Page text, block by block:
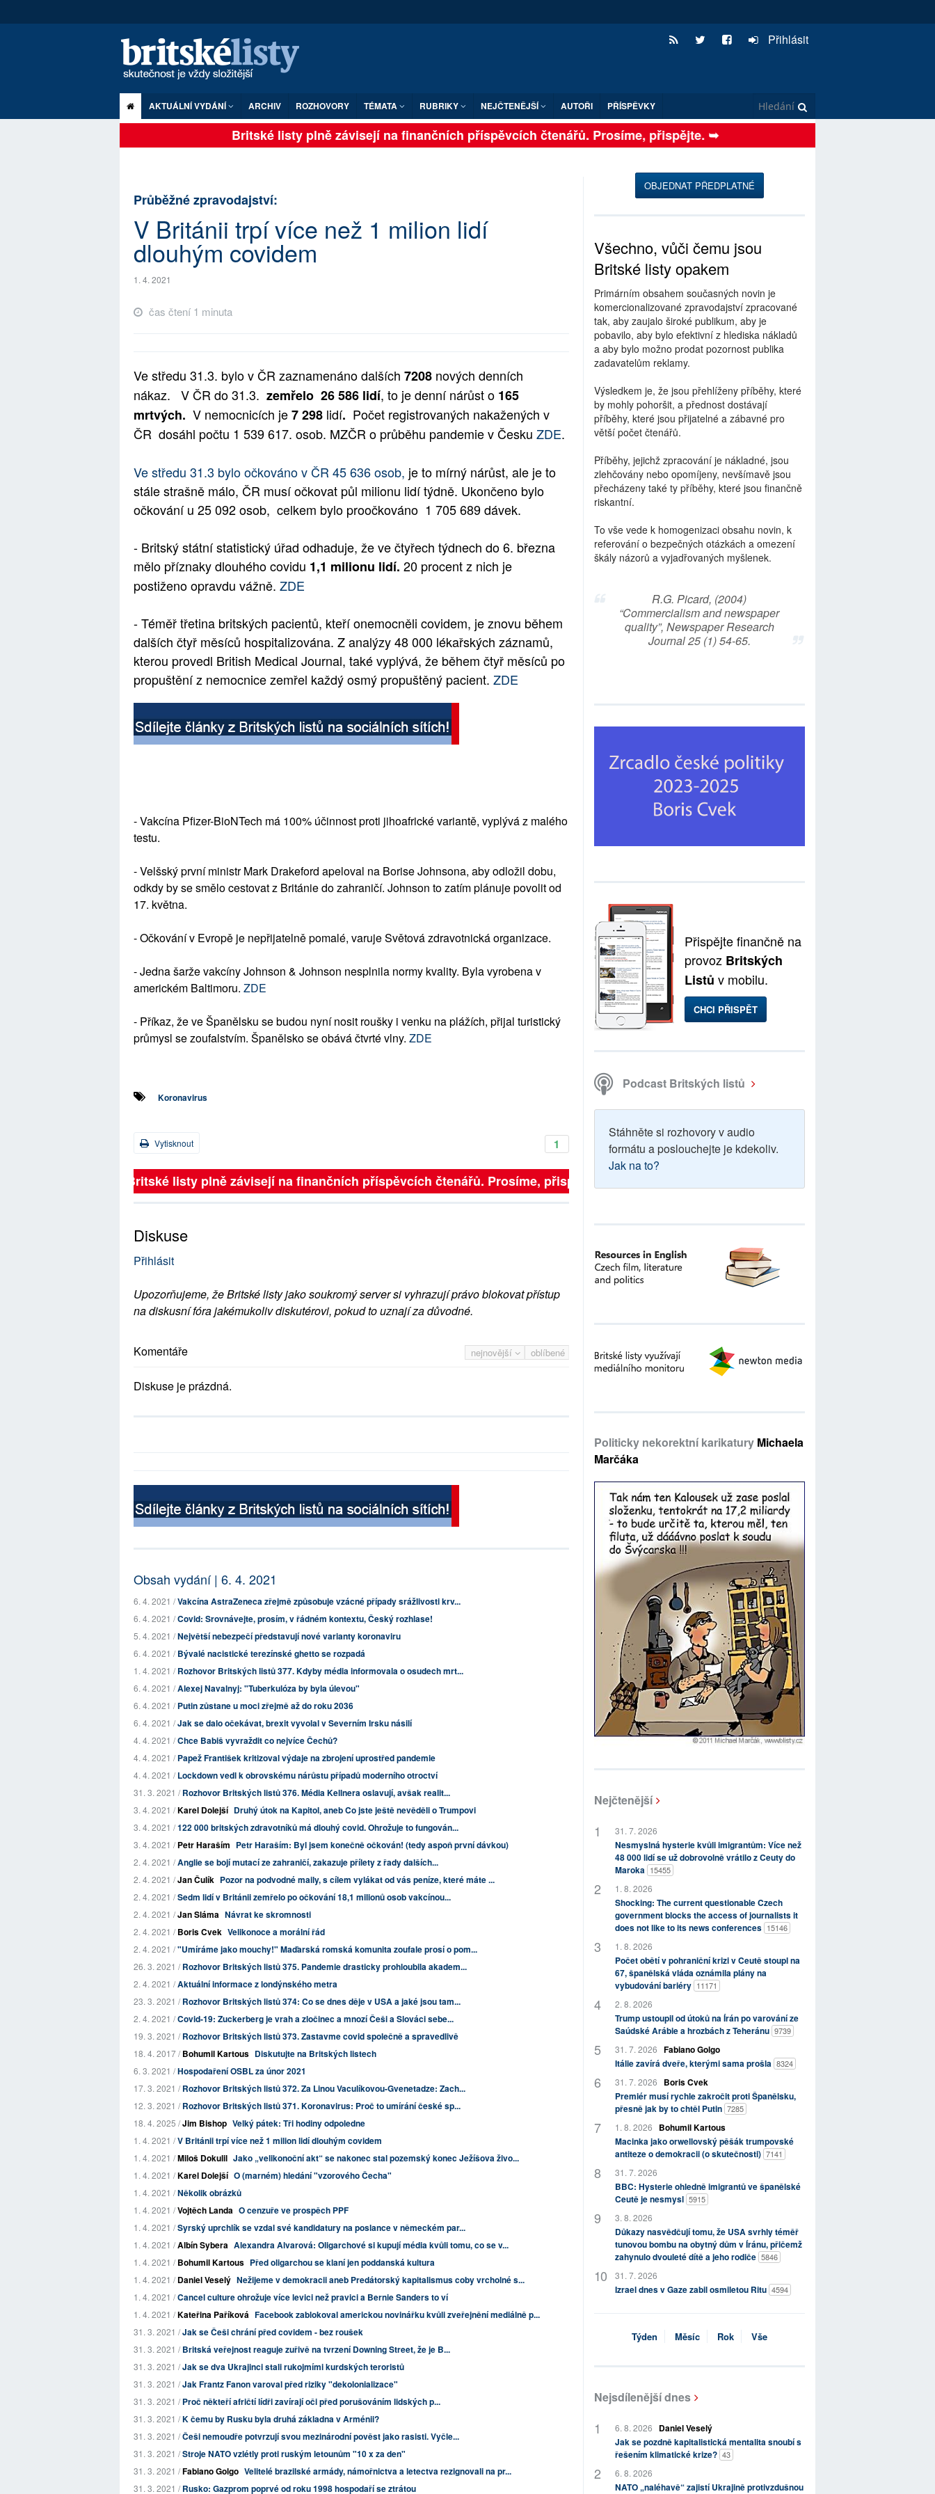
Přihlásit
AKTUÁLNÍ VYDÁNÍ ARCHIV ROZHOVORY TÉMATA RUBRIKY NEJČTENĚJŠÍ AUTOŘI PŘÍSPĚVKY
Britské listy plně závisejí na finančních příspěvcích čtenářů. Prosíme, přispějte. ➥
Průběžné zpravodajství:
V Británii trpí více než 1 milion lidí
dlouhým covidem
1. 4. 2021
čas čtení 1 minuta
Ve středu 31.3. bylo v ČR zaznamenánodalších 7208 nových denních
nákaz. V ČR do 31.3. zemřelo 26 586 lidí, to je denní nárůst o 165
mrtvých. V nemocnicích je7 298 lidí. Počet registrovaných nakažených v
ČR dosáhl počtu 1 539 617. osob. MZČR o průběhu pandemie v Česku ZDE.
Ve středu 31.3 bylo očkováno v ČR 45 636 osob, je to mírný nárůst, ale je to
stále strašně málo, ČR musí očkovat půl milionu lidí týdně. Ukončeno bylo
očkování u 25 092 osob, celkem bylo proočkováno 1 705 689 dávek.
- Britský státní statistický úřad odhaduje, že ve čtyřech týdnech do 6. března
mělo příznaky dlouhého covidu 1,1 milionu lidí. 20 procent z nich je
postiženo opravdu vážně. ZDE
- Téměř třetina britských pacientů, kteří onemocněli covidem, je znovu během
dalších čtyř měsíců hospitalizována. Z analýzy 48 000 lékařských záznamů,
kterou provedl British Medical Journal, také vyplývá, že během čtyř měsíců po
propuštění z nemocnice zemřel každý osmý propuštěný pacient. ZDE
- Vakcína Pfizer-BioNTech má 100% účinnost proti jihoafrické variantě, vyplývá z malého
testu.
- Velšský první ministr Mark Drakeford apeloval na Borise Johnsona, aby odložil dobu,
odkdy by se smělo cestovat z Británie do zahraničí. Johnson to zatím plánuje povolit od
17. května.
- Očkování v Evropě je nepřijatelně pomalé, varuje Světová zdravotnická organizace.
- Jedna šarže vakcíny Johnson & Johnson nesplnila normy kvality. Byla vyrobena v
americkém Baltimoru. ZDE
- Příkaz, že ve Španělsku se budou nyní nosit roušky i venku na plážích, přijal turistický
průmysl se zoufalstvím. Španělsko se obává čtvrté vlny. ZDE
Koronavirus
1
Vytisknout
Britské listy plně závisejí na finančních příspěvcích čtenářů. Prosíme, přispějte. ➥
Diskuse
Přihlásit
Upozorňujeme, že Britské listy jako soukromý server si vyhrazují právo blokovat přístup
na diskusní fóra jakémukoliv diskutérovi, pokud to uznají za důvodné.
nejnovější oblíbené
Komentáře
Diskuse je prázdná.
Obsah vydání | 6. 4. 2021
6. 4. 2021 /Vakcína AstraZeneca zřejmě způsobuje vzácné případy srážlivosti krv...
6. 4. 2021 /Covid: Srovnávejte, prosím, v řádném kontextu, Český rozhlase!
5. 4. 2021 /Největší nebezpečí představují nové varianty koronaviru
6. 4. 2021 /Bývalé nacistické terezínské ghetto se rozpadá
1. 4. 2021 /Rozhovor Britských listů 377. Kdyby média informovala o osudech mrt...
6. 4. 2021 /Alexej Navalnyj: "Tuberkulóza by byla úlevou"
6. 4. 2021 /Putin zůstane u moci zřejmě až do roku 2036
6. 4. 2021 /Jak se dalo očekávat, brexit vyvolal v Severním Irsku násilí
4. 4. 2021 /Chce Babiš vyvraždit co nejvíce Čechů?
4. 4. 2021 /Papež František kritizoval výdaje na zbrojení uprostřed pandemie
4. 4. 2021 /Lockdown vedl k obrovskému nárůstu případů moderního otroctví
31. 3. 2021 /Rozhovor Britských listů 376. Média Kellnera oslavují, avšak realit...
3. 4. 2021 /Karel Dolejší Druhý útok na Kapitol, aneb Co jste ještě nevěděli o Trumpovi
3. 4. 2021 /122 000 britských zdravotníků má dlouhý covid. Ohrožuje to fungován...
3. 4. 2021 /Petr Haraším Petr Haraším: Byl jsem konečně očkován! (tedy aspoň první dávkou)
2. 4. 2021 /Anglie se bojí mutací ze zahraničí, zakazuje přílety z řady dalších...
2. 4. 2021 /Jan Čulík Pozor na podvodné maily, s cílem vylákat od vás peníze, které máte ...
2. 4. 2021 /Sedm lidí v Británii zemřelo po očkování 18,1 milionů osob vakcínou...
2. 4. 2021 /Jan Sláma Návrat ke skromnosti
2. 4. 2021 /Boris Cvek Velikonoce a morální řád
2. 4. 2021 /"Umíráme jako mouchy!" Maďarská romská komunita zoufale prosí o pom...
26. 3. 2021 /Rozhovor Britských listů 375. Pandemie drasticky prohloubila akadem...
2. 4. 2021 /Aktuální informace z londýnského metra
23. 3. 2021 /Rozhovor Britských listů 374: Co se dnes děje v USA a jaké jsou tam...
2. 4. 2021 /Covid-19: Zuckerberg je vrah a zločinec a mnozí Češi a Slováci sebe...
19. 3. 2021 /Rozhovor Britských listů 373. Zastavme covid společně a spravedlivě
18. 4. 2017 /Bohumil Kartous Diskutujte na Britských listech
6. 3. 2021 /Hospodaření OSBL za únor 2021
17. 3. 2021 /Rozhovor Britských listů 372. Za Linou Vaculíkovou-Gvenetadze: Zach...
12. 3. 2021 /Rozhovor Britských listů 371. Koronavirus: Proč to umírání české sp...
18. 4. 2025 /Jim Bishop Velký pátek: Tři hodiny odpoledne
1. 4. 2021 /V Británii trpí více než 1 milion lidí dlouhým covidem
1. 4. 2021 /Miloš Dokulil Jako „velikonoční akt“ se nakonec stal pozemský konec Ježíšova živo...
1. 4. 2021 /Karel Dolejší O (marném) hledání "vzorového Čecha"
1. 4. 2021 /Několik obrázků
1. 4. 2021 /Vojtěch Landa O cenzuře ve prospěch PPF
1. 4. 2021 /Syrský uprchlík se vzdal své kandidatury na poslance v německém par...
1. 4. 2021 /Albín Sybera Alexandra Alvarová: Oligarchové si kupují média kvůli tomu, co se v...
1. 4. 2021 /Bohumil Kartous Před oligarchou se klaní jen poddanská kultura
1. 4. 2021 /Daniel Veselý Nežijeme v demokracii aneb Predátorský kapitalismus coby vrcholné s...
1. 4. 2021 /Cancel culture ohrožuje více levici než pravici a Bernie Sanders to ví
1. 4. 2021 /Kateřina Paříková Facebook zablokoval americkou novinářku kvůli zveřejnění mediálně p...
31. 3. 2021 /Jak se Češi chrání před covidem - bez roušek
31. 3. 2021 /Britská veřejnost reaguje zuřivě na tvrzení Downing Street, že je B...
31. 3. 2021 /Jak se dva Ukrajinci stali rukojmími kurdských teroristů
31. 3. 2021 /Jak Frantz Fanon varoval před riziky "dekolonializace"
31. 3. 2021 /Proč někteří afričtí lídři zavírají oči před porušováním lidských p...
31. 3. 2021 /K čemu by Rusku byla druhá základna v Arménii?
31. 3. 2021 /Češi nemoudře potvrzují svou mezinárodní pověst jako rasisti. Vyčle...
31. 3. 2021 /Stroje NATO vzlétly proti ruským letounům "10 x za den"
31. 3. 2021 /Fabiano Golgo Velitelé brazilské armády, námořnictva a letectva rezignovali na pr...
31. 3. 2021 /Rusko: Gazprom poprvé od roku 1998 hospodaří se ztrátou
OBJEDNAT PŘEDPLATNÉ
Všechno, vůči čemu jsou
Britské listy opakem
Primárním obsahem současných novin je
komercionalizované zpravodajství zpracované
tak, aby zaujalo široké publikum, aby je
pobavilo, aby bylo efektivní z hlediska nákladů
a aby bylo možno prodat pozornost publika
zadavatelům reklamy.
Výsledkem je, že jsou přehlíženy příběhy, které
by mohly pohoršit, a přednost dostávají
příběhy, které jsou přijatelné a zábavné pro
větší počet čtenářů.
Příběhy, jejichž zpracování je nákladné, jsou
zlehčovány nebo opomíjeny, nevšímavě jsou
přecházeny také ty příběhy, které jsou finančně
riskantní.
To vše vede k homogenizaci obsahu novin, k
referování o bezpečných otázkách a omezení
škály názorů a vyjadřovaných myšlenek.
R.G. Picard, (2004)
“Commercialism and newspaper
quality”, Newspaper Research
Journal 25 (1) 54-65.
Přispějte finančně na
provoz Britských
Listů v mobilu.
CHCI PŘISPĚT
Podcast Britských listů
Stáhněte si rozhovory v audio
formátu a poslouchejte je kdekoliv.
Jak na to?
Politicky nekorektní karikatury Michaela
Marčáka
Nejčtenější
31. 7. 2026
Nesmyslná hysterie kvůli imigrantům: Více než
48 000 lidí se už dobrovolně vrátilo z Ceuty do
Maroka 15455
1. 8. 2026
Shocking: The current questionable Czech
government blocks the access of journalists it
does not like to its news conferences 15146
1. 8. 2026
Počet obětí v pohraniční krizi v Ceutě stoupl na
67, španělská vláda oznámila plány na
vybudování bariéry 11171
2. 8. 2026
Trump ustoupil od útoků na Írán po varování ze
Saúdské Arábie a hrozbách z Teheránu 9739
31. 7. 2026 Fabiano Golgo
Itálie zavírá dveře, kterými sama prošla 8324
31. 7. 2026
Boris Cvek
Premiér musí rychle zakročit proti Španělsku,
přesně jak by to chtěl Putin 7285
1. 8. 2026
Bohumil Kartous
Macinka jako orwellovský pěšák trumpovské
antiteze o demokracii (o skutečnosti) 7141
31. 7. 2026
BBC: Hysterie ohledně imigrantů ve španělské
Ceutě je nesmysl 5915
3. 8. 2026
Důkazy nasvědčují tomu, že USA svrhly téměř
tunovou bombu na obytný dům v Íránu, přičemž
zahynulo dvouleté dítě a jeho rodiče 5846
31. 7. 2026
Izrael dnes v Gaze zabil osmiletou Ritu 4594
Týden Měsíc Rok Vše
Nejsdílenější dnes
6. 8. 2026
Daniel Veselý
Jak se pozdně kapitalistická mentalita snoubí s
řešením klimatické krize? 43
6. 8. 2026
NATO „naléhavě“ zajistí Ukrajině protivzdušnou